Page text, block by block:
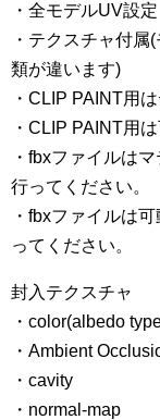
・全モデルUV設定
・テクスチャ付
類が違います)
・CLIP PAINT用
・CLIP PAINT用
・fbxファイルは
行ってください。
・fbxファイルは
ってください。
封入テクスチャ
・color(albedo
・Ambient
・cavity
・normal-map